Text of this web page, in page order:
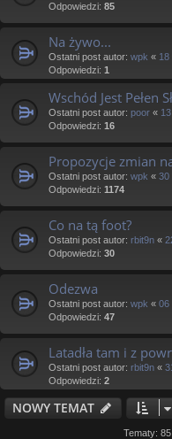
Odpowiedzi: 85
Na żywo...
Ostatni post autor: wpk « 18
Odpowiedzi: 1
Wschód Jest Pełen
Ostatni post autor: poor «
Odpowiedzi: 16
Propozycje zmian
Ostatni post autor: wpk « 30
Odpowiedzi: 1174
Co na tą foot?
Ostatni post autor: rbit9n «
Odpowiedzi: 30
Odezwa
Ostatni post autor: wpk « 06
Odpowiedzi: 47
Latadła tam i z
Ostatni post autor: rbit9n «
Odpowiedzi: 2
NOWY TEMAT
Tematy: 85